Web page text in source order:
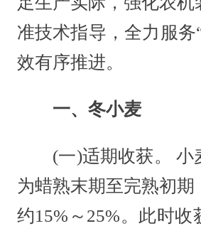
准技术指导，全力服务
效有序推进。
一、冬小麦
(一)适期收获。 小
为蜡熟末期至完熟初期
约15%～25%。此时收